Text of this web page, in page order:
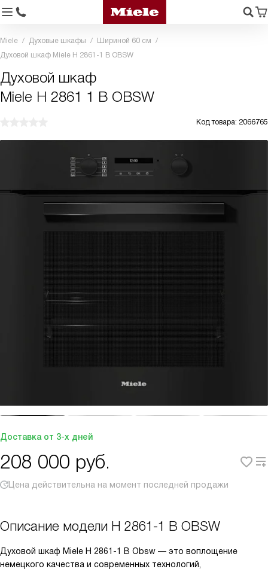
Miele Духовые шкафы
Шириной 60 см
Духовой шкаф Miele H 2861-1 B OBSW
Духовой шкаф
Miele H 2861 1 B OBSW
Код товара: 2066765
Доставка от 3-х дней
208 000 руб.
Цена действительна на момент последней продажи
Описание модели H 2861-1 B OBSW
Духовой шкаф Miele H 2861-1 B Obsw — это воплощение
немецкого качества и современных технологий,